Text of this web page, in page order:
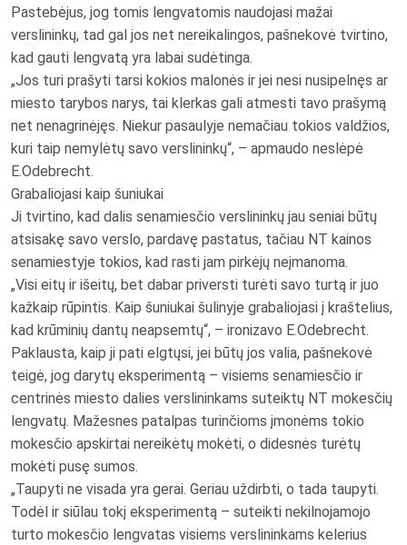
Pastebėjus, jog tomis lengvatomis naudojasi mažai
verslininkų, tad gal jos net nereikalingos, pašnekovė tvirtino,
kad gauti lengvatą yra labai sudėtinga.
„Jos turi prašyti tarsi kokios malonės ir jei nesi nusipelnęs ar
miesto tarybos narys, tai klerkas gali atmesti tavo prašymą
net nenagrinėjęs. Niekur pasaulyje nemačiau tokios valdžios,
kuri taip nemylėtų savo verslininkų“, – apmaudo neslėpė
E.Odebrecht.
Grabaliojasi kaip šuniukai
Ji tvirtino, kad dalis senamiesčio verslininkų jau seniai būtų
atsisakę savo verslo, pardavę pastatus, tačiau NT kainos
senamiestyje tokios, kad rasti jam pirkėjų neįmanoma.
„Visi eitų ir išeitų, bet dabar priversti turėti savo turtą ir juo
kažkaip rūpintis. Kaip šuniukai šulinyje grabaliojasi į kraštelius,
kad krūminių dantų neapsemtų“, – ironizavo E.Odebrecht.
Paklausta, kaip ji pati elgtųsi, jei būtų jos valia, pašnekovė
teigė, jog darytų eksperimentą – visiems senamiesčio ir
centrinės miesto dalies verslininkams suteiktų NT mokesčių
lengvatų. Mažesnes patalpas turinčioms įmonėms tokio
mokesčio apskirtai nereikėtų mokėti, o didesnės turėtų
mokėti pusę sumos.
„Taupyti ne visada yra gerai. Geriau uždirbti, o tada taupyti.
Todėl ir siūlau tokį eksperimentą – suteikti nekilnojamojo
turto mokesčio lengvatas visiems verslininkams kelerius